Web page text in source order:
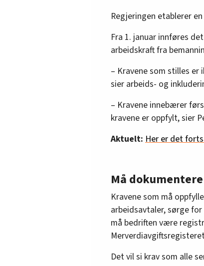
Regjeringen etablerer
Fra 1. januar innføres
arbeidskraft fra
– Kravene som stilles er
sier arbeids- og
– Kravene innebærer
kravene er oppfylt, sier
Aktuelt: Her er det
Må dokumentere
Kravene som må
arbeidsavtaler, sørge
må bedriften være
Det vil si krav som alle